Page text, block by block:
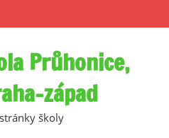
Průhonice,
západ
školy